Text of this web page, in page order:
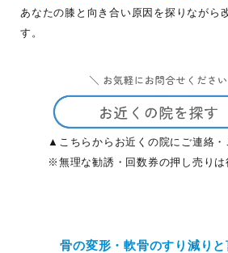
あなたの膝と向き合い原因を探りながら
す。
▲こちらからお近くの院にご連絡・
※無理な勧誘・回数券の押し売りは
骨の変形・軟骨のすり減り